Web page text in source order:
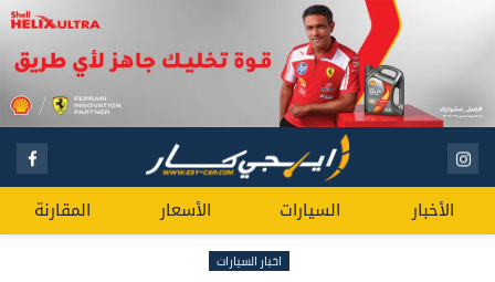
الأخبار السيارات الأسعار المقارنة
اخبار السيارات